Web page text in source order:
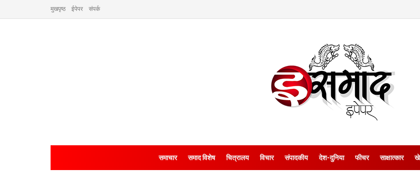
मुखपृष्ठ ईपेपर संपर्क
समाचार समाद विशेष चित्रालय विचार संपादकीय देश-दुनिया फीचर साक्षात्‍कार